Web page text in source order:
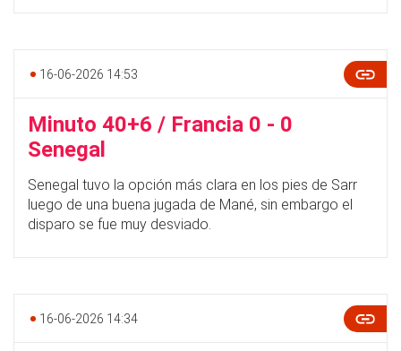
16-06-2026 14:53
Minuto 40+6 / Francia 0 - 0
Senegal
Senegal tuvo la opción más clara en los pies de Sarr
luego de una buena jugada de Mané, sin embargo el
disparo se fue muy desviado.
16-06-2026 14:34